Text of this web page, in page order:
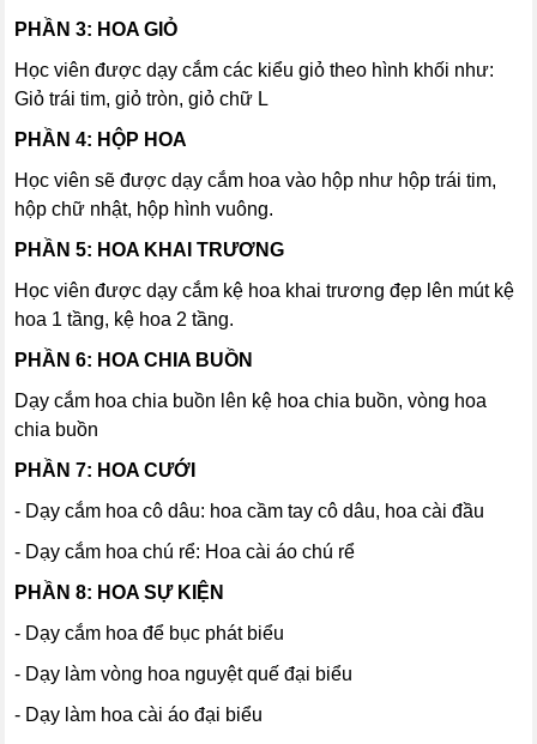
PHẦN 3: HOA GIỎ
Học viên được dạy cắm các kiểu giỏ theo hình khối như:
Giỏ trái tim, giỏ tròn, giỏ chữ L
PHẦN 4: HỘP HOA
Học viên sẽ được dạy cắm hoa vào hộp như hộp trái tim,
hộp chữ nhật, hộp hình vuông.
PHẦN 5: HOA KHAI TRƯƠNG
Học viên được dạy cắm kệ hoa khai trương đẹp lên mút kệ
hoa 1 tầng, kệ hoa 2 tầng.
PHẦN 6: HOA CHIA BUỒN
Dạy cắm hoa chia buồn lên kệ hoa chia buồn, vòng hoa
chia buồn
PHẦN 7: HOA CƯỚI
- Dạy cắm hoa cô dâu: hoa cầm tay cô dâu, hoa cài đầu
- Dạy cắm hoa chú rể: Hoa cài áo chú rể
PHẦN 8: HOA SỰ KIỆN
- Dạy cắm hoa để bục phát biểu
- Dạy làm vòng hoa nguyệt quế đại biểu
- Dạy làm hoa cài áo đại biểu